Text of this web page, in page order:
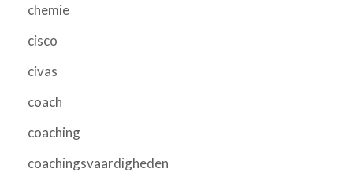
chemie
cisco
civas
coach
coaching
coachingsvaardigheden